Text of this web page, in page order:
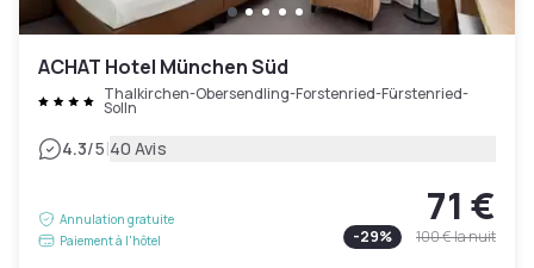
ACHAT Hotel München Süd
Thalkirchen-Obersendling-Forstenried-Fürstenried-
Solln
4.3/5|40 Avis
Annulation gratuite
Paiement à l'hôtel
71 €
-29% 100 €la nuit